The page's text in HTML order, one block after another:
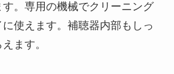
。専用の機械でクリーニング
使えます。補聴器内部もしっ
ます。